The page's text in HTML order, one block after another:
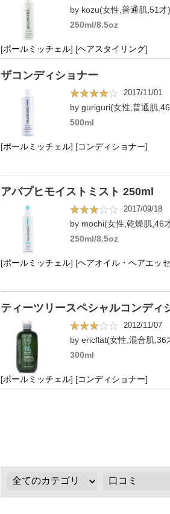
by kozu(女性,普通肌,51才)
250ml/8.5oz
[ポールミッチェル] [ヘアスタイリング]
ザコンディショナー
2017/11/01
by guriguri(女性,普通肌
500ml
[ポールミッチェル] [コンディショナー]
アバプヒモイストミスト 250ml
2017/09/18
by mochi(女性,乾燥肌,46
250ml/8.5oz
[ポールミッチェル] [ヘアオイル・ヘアエッ
ティーツリースペシャルコンディ
2012/11/07
by ericflat(女性,混合肌,36
300ml
[ポールミッチェル] [コンディショナー]